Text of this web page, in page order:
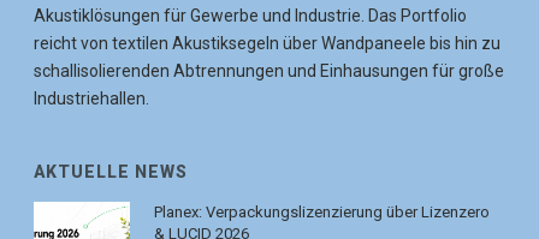
Akustiklösungen für Gewerbe und Industrie. Das Portfolio
reicht von textilen Akustiksegeln über Wandpaneele bis hin zu
schallisolierenden Abtrennungen und Einhausungen für große
Industriehallen.
AKTUELLE NEWS
Planex: Verpackungslizenzierung über Lizenzero
& LUCID 2026